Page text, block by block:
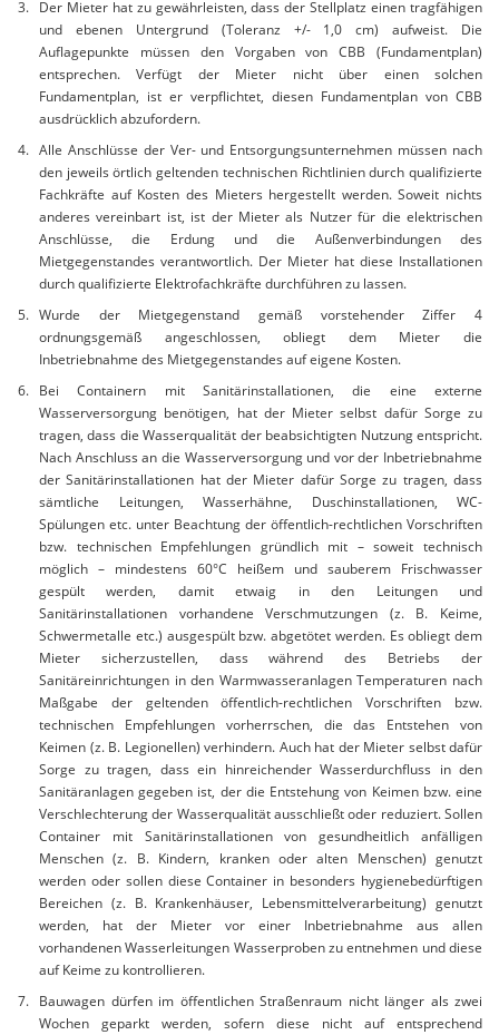
Der Mieter hat zu gewährleisten, dass der Stellplatz einen tragfähigen
und ebenen Untergrund (Toleranz +/- 1,0 cm) aufweist. Die
Auflagepunkte müssen den Vorgaben von CBB (Fundamentplan)
entsprechen. Verfügt der Mieter nicht über einen solchen
Fundamentplan, ist er verpflichtet, diesen Fundamentplan von CBB
ausdrücklich abzufordern.
Alle Anschlüsse der Ver- und Entsorgungsunternehmen müssen nach
den jeweils örtlich geltenden technischen Richtlinien durch qualifizierte
Fachkräfte auf Kosten des Mieters hergestellt werden. Soweit nichts
anderes vereinbart ist, ist der Mieter als Nutzer für die elektrischen
Anschlüsse, die Erdung und die Außenverbindungen des
Mietgegenstandes verantwortlich. Der Mieter hat diese Installationen
durch qualifizierte Elektrofachkräfte durchführen zu lassen.
Wurde der Mietgegenstand gemäß vorstehender Ziffer 4
ordnungsgemäß angeschlossen, obliegt dem Mieter die
Inbetriebnahme des Mietgegenstandes auf eigene Kosten.
Bei Containern mit Sanitärinstallationen, die eine externe
Wasserversorgung benötigen, hat der Mieter selbst dafür Sorge zu
tragen, dass die Wasserqualität der beabsichtigten Nutzung entspricht.
Nach Anschluss an die Wasserversorgung und vor der Inbetriebnahme
der Sanitärinstallationen hat der Mieter dafür Sorge zu tragen, dass
sämtliche Leitungen, Wasserhähne, Duschinstallationen, WC-
Spülungen etc. unter Beachtung der öffentlich-rechtlichen Vorschriften
bzw. technischen Empfehlungen gründlich mit – soweit technisch
möglich – mindestens 60°C heißem und sauberem Frischwasser
gespült werden, damit etwaig in den Leitungen und
Sanitärinstallationen vorhandene Verschmutzungen (z. B. Keime,
Schwermetalle etc.) ausgespült bzw. abgetötet werden. Es obliegt dem
Mieter sicherzustellen, dass während des Betriebs der
Sanitäreinrichtungen in den Warmwasseranlagen Temperaturen nach
Maßgabe der geltenden öffentlich-rechtlichen Vorschriften bzw.
technischen Empfehlungen vorherrschen, die das Entstehen von
Keimen (z. B. Legionellen) verhindern. Auch hat der Mieter selbst dafür
Sorge zu tragen, dass ein hinreichender Wasserdurchfluss in den
Sanitäranlagen gegeben ist, der die Entstehung von Keimen bzw. eine
Verschlechterung der Wasserqualität ausschließt oder reduziert. Sollen
Container mit Sanitärinstallationen von gesundheitlich anfälligen
Menschen (z. B. Kindern, kranken oder alten Menschen) genutzt
werden oder sollen diese Container in besonders hygienebedürftigen
Bereichen (z. B. Krankenhäuser, Lebensmittelverarbeitung) genutzt
werden, hat der Mieter vor einer Inbetriebnahme aus allen
vorhandenen Wasserleitungen Wasserproben zu entnehmen und diese
auf Keime zu kontrollieren.
Bauwagen dürfen im öffentlichen Straßenraum nicht länger als zwei
Wochen geparkt werden, sofern diese nicht auf entsprechend